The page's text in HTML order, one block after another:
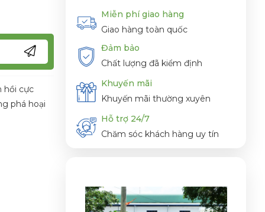
hồi cực
phá hoại
Miễn phí giao hàng
Giao hàng toàn quốc
Đảm bảo
Chất lượng đã kiểm định
Khuyến mãi
Khuyến mãi thường xuyên
Hỗ trợ 24/7
Chăm sóc khách hàng uy tín